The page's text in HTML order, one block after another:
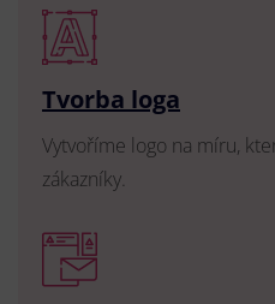
Tvorba loga
Vytvoříme logo na míru,
zákazníky.